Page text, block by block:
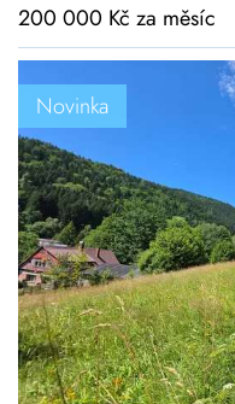
200 000 Kč za měsíc
Novinka